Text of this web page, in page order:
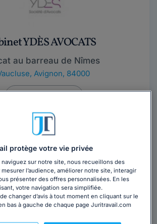
YDÈS AVOCATS
au barreau de Nîmes
, Avignon, 84000
avocats.com/fr
protège votre vie privée
naviguez sur notre site, nous recueillons des
l’audience, améliorer notre site, interagir
présenter des offres personnalisées. En les
votre navigation sera simplifiée.
changer d’avis à tout moment en cliquant sur le
bas à gauche de chaque page Juritravail.com